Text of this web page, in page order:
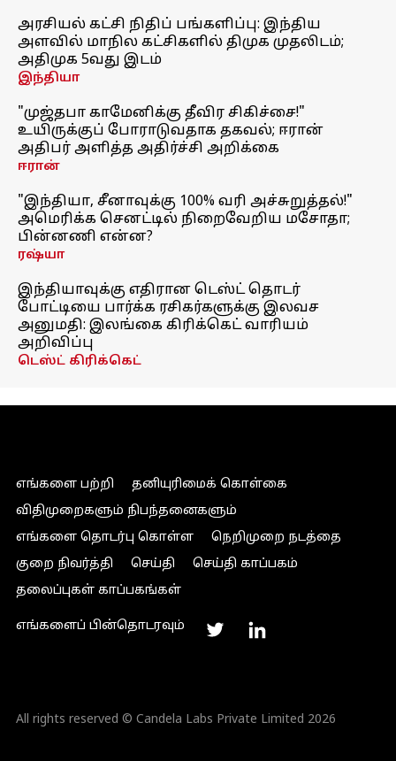
அரசியல் கட்சி நிதிப் பங்களிப்பு: இந்திய
அளவில் மாநில கட்சிகளில் திமுக முதலிடம்;
அதிமுக 5வது இடம்
இந்தியா
"முஜ்தபா காமேனிக்கு தீவிர சிகிச்சை!"
உயிருக்குப் போராடுவதாக தகவல்; ஈரான்
அதிபர் அளித்த அதிர்ச்சி அறிக்கை
ஈரான்
"இந்தியா, சீனாவுக்கு 100% வரி அச்சுறுத்தல்!"
அமெரிக்க செனட்டில் நிறைவேறிய மசோதா;
பின்னணி என்ன?
ரஷ்யா
இந்தியாவுக்கு எதிரான டெஸ்ட் தொடர்
போட்டியை பார்க்க ரசிகர்களுக்கு இலவச
அனுமதி: இலங்கை கிரிக்கெட் வாரியம்
அறிவிப்பு
டெஸ்ட் கிரிக்கெட்
எங்களை பற்றி
தனியுரிமைக் கொள்கை
விதிமுறைகளும் நிபந்தனைகளும்
எங்களை தொடர்பு கொள்ள
நெறிமுறை நடத்தை
குறை நிவர்த்தி
செய்தி
செய்தி காப்பகம்
தலைப்புகள் காப்பகங்கள்
எங்களைப் பின்தொடரவும்
All rights reserved © Candela Labs Private Limited 2026